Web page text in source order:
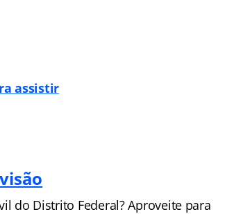
assistir
do Distrito Federal? Aproveite para